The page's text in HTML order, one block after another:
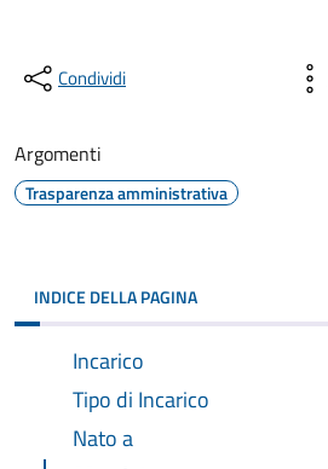
Condividi
Argomenti
Trasparenza amministrativa
INDICE DELLA PAGINA
Incarico
Tipo di Incarico
Nato a